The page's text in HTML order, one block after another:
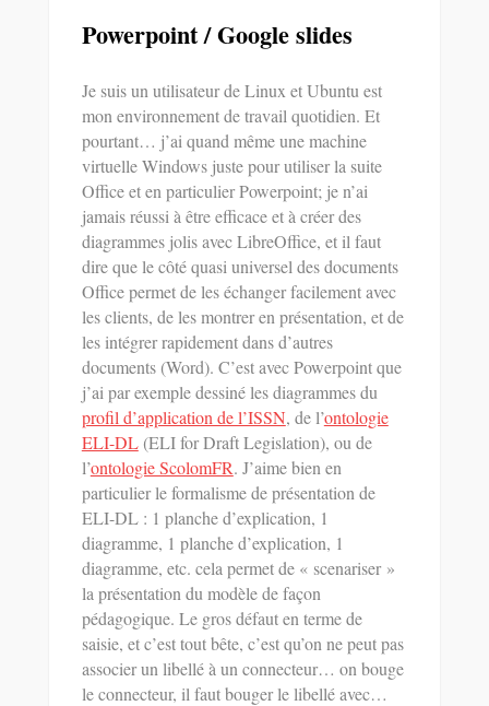
Powerpoint / Google slides
Je suis un utilisateur de Linux et Ubuntu est
mon environnement de travail quotidien. Et
pourtant… j’ai quand même une machine
virtuelle Windows juste pour utiliser la suite
Office et en particulier Powerpoint; je n’ai
jamais réussi à être efficace et à créer des
diagrammes jolis avec LibreOffice, et il faut
dire que le côté quasi universel des documents
Office permet de les échanger facilement avec
les clients, de les montrer en présentation, et de
les intégrer rapidement dans d’autres
documents (Word). C’est avec Powerpoint que
j’ai par exemple dessiné les diagrammes du
profil d’application de l’ISSN, de l’ontologie
ELI-DL(ELI for Draft Legislation), ou de
l’ontologie ScolomFR. J’aime bien en
particulier le formalisme de présentation de
ELI-DL : 1 planche d’explication, 1
diagramme, 1 planche d’explication, 1
diagramme, etc. cela permet de « scenariser »
la présentation du modèle de façon
pédagogique. Le gros défaut en terme de
saisie, et c’est tout bête, c’est qu’on ne peut pas
associer un libellé à un connecteur… on bouge
le connecteur, il faut bouger le libellé avec…